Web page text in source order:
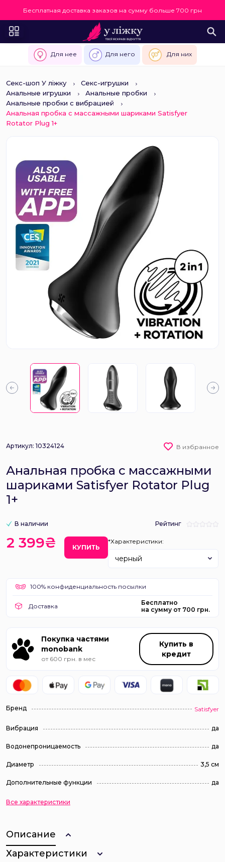
Бесплатная доставка заказов на сумму больше 700 грн
Для нее Для него Для них
Секс-шоп У ліжку
Секс-игрушки
Анальные игрушки
Анальные пробки
Анальные пробки с вибрацией
Анальная пробка с массажными шариками Satisfyer
Rotator Plug 1+
Артикул: 10324124 В избранное
Анальная пробка с массажными
шариками Satisfyer Rotator Plug
1+
В наличии Рейтинг
2 399₴ КУПИТЬ
*Характеристики:
черный
100% конфиденциальность посылки
Доставка
Бесплатно
на сумму от 700 грн.
Покупка частями
monobank
от 600 грн. в мес
Купить в
кредит
Бренд Satisfyer
Вибрация да
Водонепроницаемость да
Диаметр 3,5 см
Дополнительные функции да
Все характеристики
Описание
Характеристики